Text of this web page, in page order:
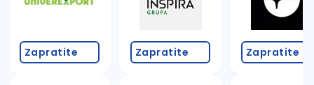
Zapratite Zapratite Zapratite